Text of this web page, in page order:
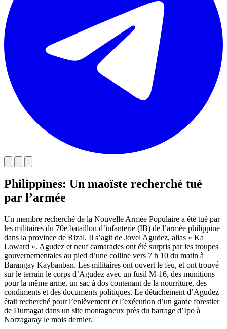
Philippines: Un maoïste recherché tué
par l’armée
Un membre recherché de la Nouvelle Armée Populaire a été tué par
les militaires du 70e bataillon d’infanterie (IB) de l’armée philippine
dans la province de Rizal. Il s’agit de Jovel Agudez, alias « Ka
Loward ». Agudez et neuf camarades ont été surpris par les troupes
gouvernementales au pied d’une colline vers 7 h 10 du matin à
Barangay Kaybanban. Les militaires ont ouvert le feu, et ont trouvé
sur le terrain le corps d’Agudez avec un fusil M-16, des munitions
pour la même arme, un sac à dos contenant de la nourriture, des
condiments et des documents politiques. Le détachement d’Agudez
était recherché pour l’enlèvement et l’exécution d’un garde forestier
de Dumagat dans un site montagneux près du barrage d’Ipo à
Norzagaray le mois dernier.